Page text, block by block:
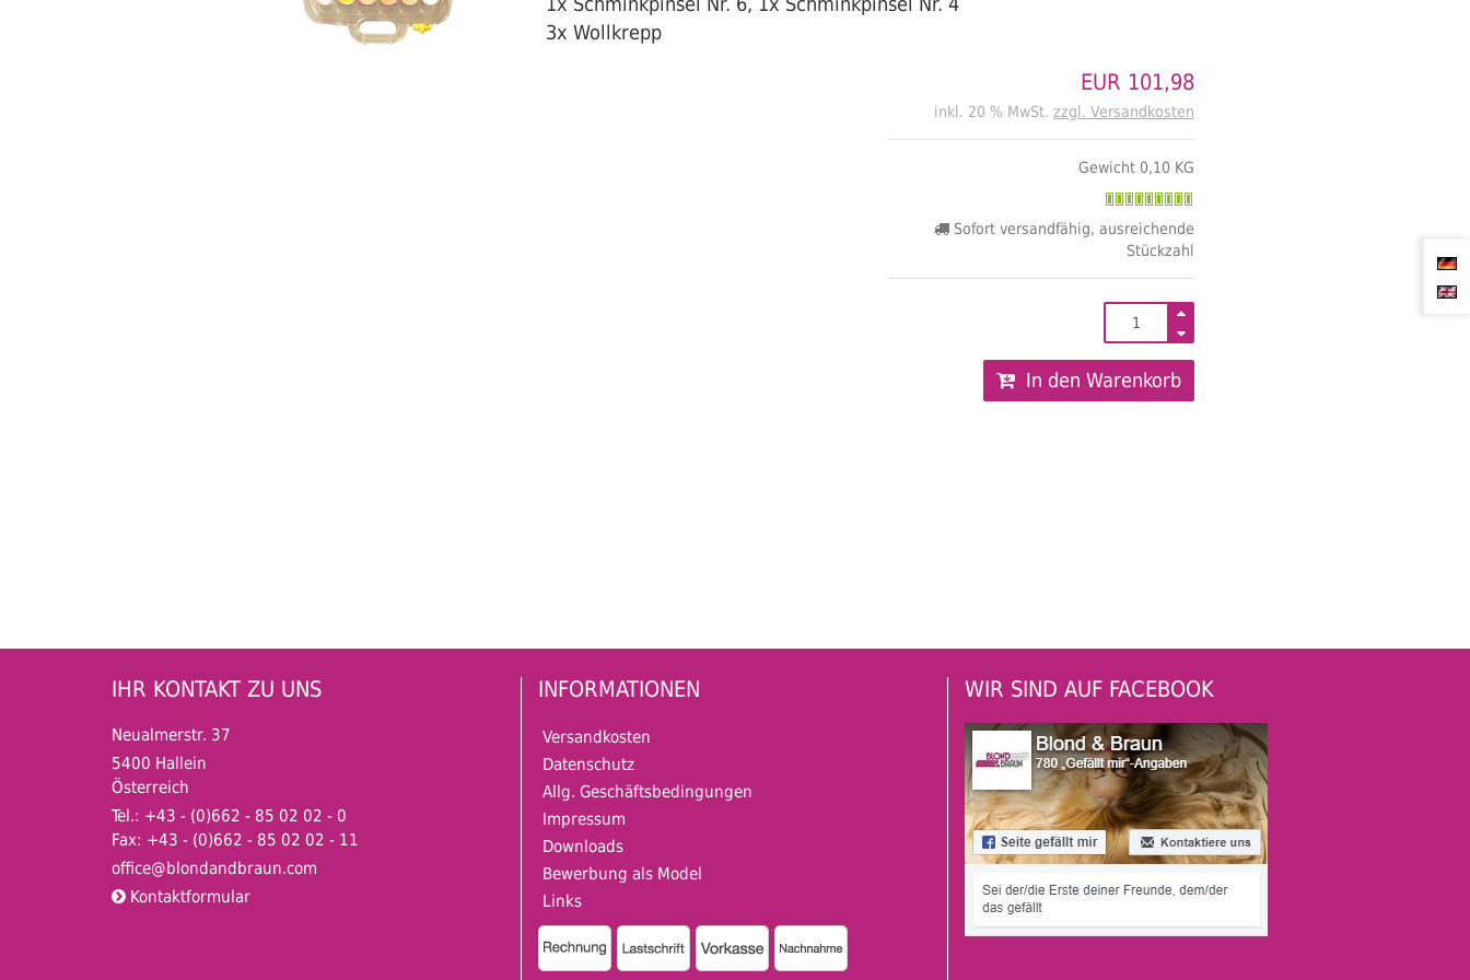
3x Wollkrepp
EUR 101,98
inkl. 20 % MwSt. zzgl. Versandkosten
Gewicht 0,10 KG
Sofort versandfähig, ausreichende
Stückzahl
In den Warenkorb
IHR KONTAKT ZU UNS
Neualmerstr. 37
5400 Hallein
Österreich
Tel.: +43 - (0)662 - 85 02 02 - 0
Fax: +43 - (0)662 - 85 02 02 - 11
office@blondandbraun.com
Kontaktformular
INFORMATIONEN
Versandkosten
Datenschutz
Allg. Geschäftsbedingungen
Impressum
Downloads
Bewerbung als Model
Links
WIR SIND AUF FACEBOOK